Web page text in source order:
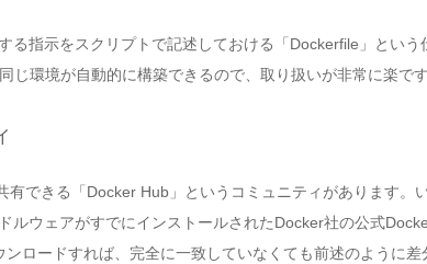
る指示をスクリプトで記述しておける「Dockerfile」とい
じ環境が自動的に構築できるので、取り扱いが非常に楽です
有できる「Docker Hub」というコミュニティがあります。
ルウェアがすでにインストールされたDocker社の公式
ロードすれば、完全に一致していなくても前述のように